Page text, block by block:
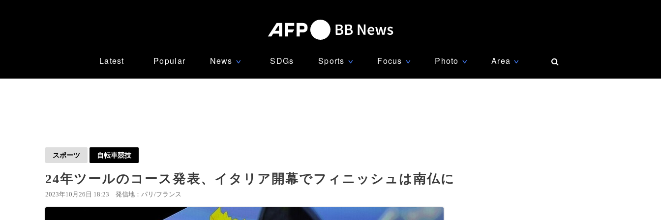
Latest Popular News ∨ SDGs Sports ∨ Focus ∨ Photo ∨ Area ∨
スポーツ 自転車競技
24年ツールのコース発表、イタリア開幕でフィニッシュは南仏に
2023年10月26日 18:23 発信地：パリ/フランス